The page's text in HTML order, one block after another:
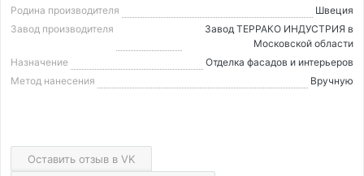
Родина производителя
Швеция
Завод производителя
Завод ТЕРРАКО ИНДУСТРИЯ в
Московской области
Назначение
Отделка фасадов и интерьеров
Метод нанесения
Вручную
Оставить отзыв в VK